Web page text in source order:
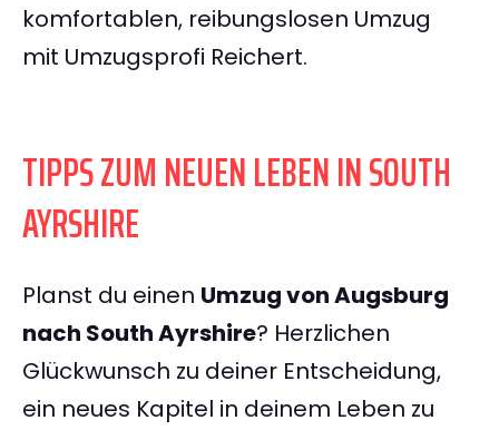
komfortablen, reibungslosen Umzug
mit Umzugsprofi Reichert.
TIPPS ZUM NEUEN LEBEN IN SOUTH
AYRSHIRE
Planst du einen Umzug von Augsburg
nach South Ayrshire? Herzlichen
Glückwunsch zu deiner Entscheidung,
ein neues Kapitel in deinem Leben zu